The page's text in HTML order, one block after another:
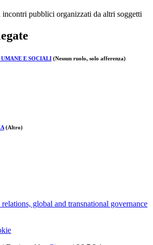
incontri pubblici organizzati da altri soggetti
E SOCIALI (Nessun ruolo, solo afferenza)
(Altro)
global and transnational governance